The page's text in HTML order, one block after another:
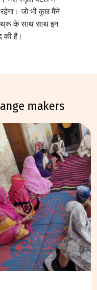
रहेगा। जो भी कुछ मैंने
के साथ साथ इन
की है।
makers